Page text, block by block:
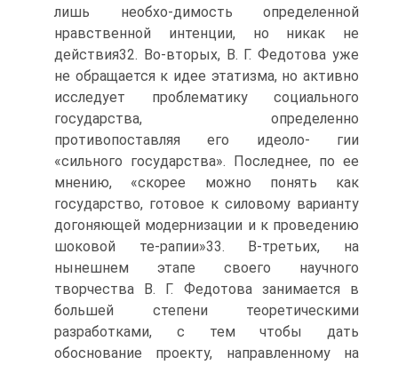
лишь необхо-димость определенной
нравственной интенции, но никак не
действия32. Во-вторых, В. Г. Федотова уже
не обращается к идее этатизма, но активно
исследует проблематику социального
государства, определенно
противопоставляя его идеоло- гии
«сильного государства». Последнее, по ее
мнению, «скорее можно понять как
государство, готовое к силовому варианту
догоняющей модернизации и к проведению
шоковой те-рапии»33. В-третьих, на
нынешнем этапе своего научного
творчества В. Г. Федотова занимается в
большей степени теоретическими
разработками, с тем чтобы дать
обоснование проекту, направленному на